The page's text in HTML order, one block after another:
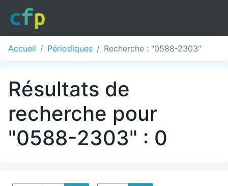
Accueil Périodiques Recherche : "0588-2303"
Résultats de
recherche pour
"0588-2303" : 0